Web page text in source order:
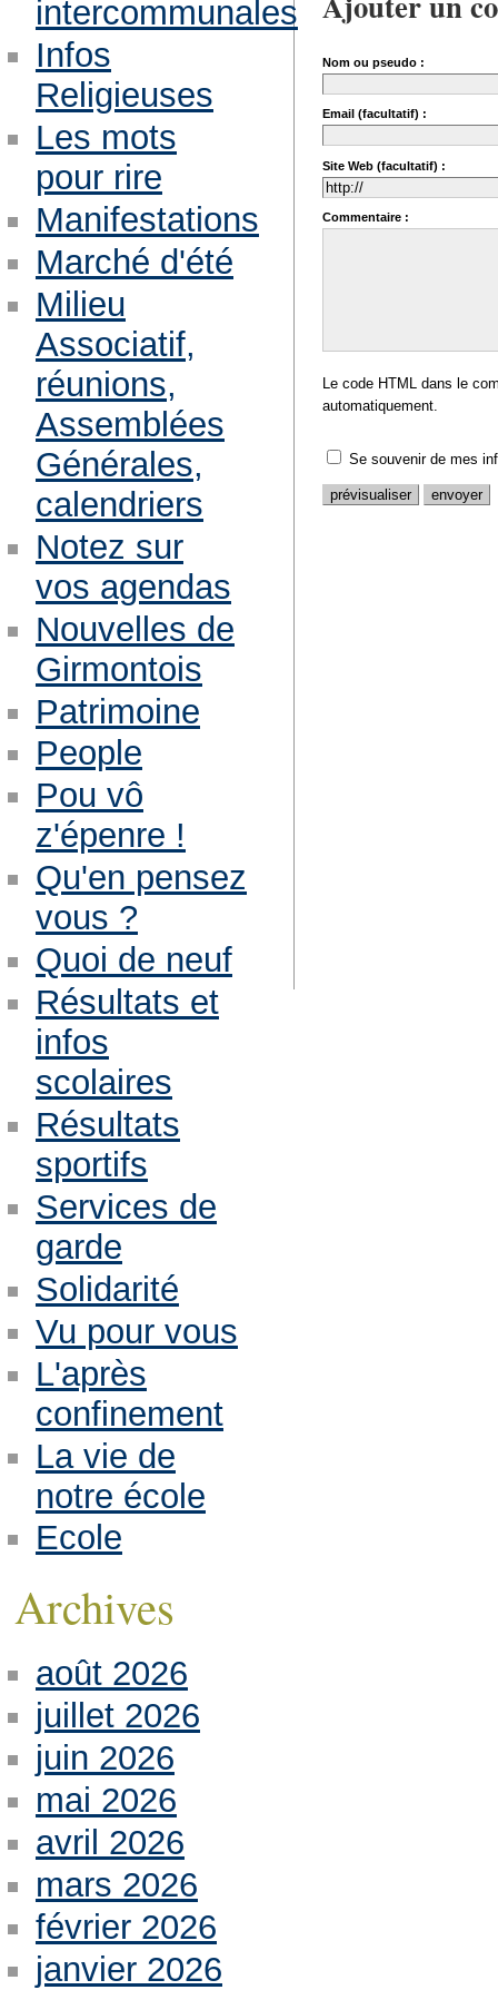
Nom ou pseudo :
Email (facultatif) :
Site Web (facultatif) :
Commentaire :
Le code HTML dans le
automatiquement.
Se souvenir de mes
intercommunales
Infos
Religieuses
Les mots
pour rire
Manifestations
Marché d'été
Milieu
Associatif,
réunions,
Assemblées
Générales,
calendriers
Notez sur
vos agendas
Nouvelles de
Girmontois
Patrimoine
People
Pou vô
z'épenre !
Qu'en pensez
vous ?
Quoi de neuf
Résultats et
infos
scolaires
Résultats
sportifs
Services de
garde
Solidarité
Vu pour vous
L'après
confinement
La vie de
notre école
Ecole
Archives
août 2026
juillet 2026
juin 2026
mai 2026
avril 2026
mars 2026
février 2026
janvier 2026